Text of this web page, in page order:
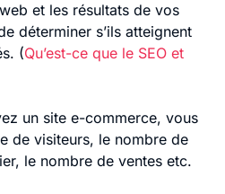
et les résultats de vos
déterminer s’ils atteignent
(Qu’est-ce que le SEO et
un site e-commerce, vous
de visiteurs, le nombre de
le nombre de ventes etc.